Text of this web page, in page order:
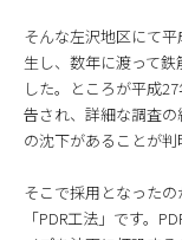
そんな左沢地区にて
生し、数年に渡って
した。ところが平成
告され、詳細な調査
の沈下があることが判
そこで採用となった
「PDR工法」です。